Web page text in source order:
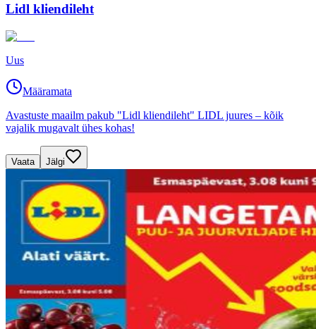
Lidl kliendileht
Uus
Määramata
Avastuste maailm pakub "Lidl kliendileht" LIDL juures – kõik
vajalik mugavalt ühes kohas!
Vaata Jälgi